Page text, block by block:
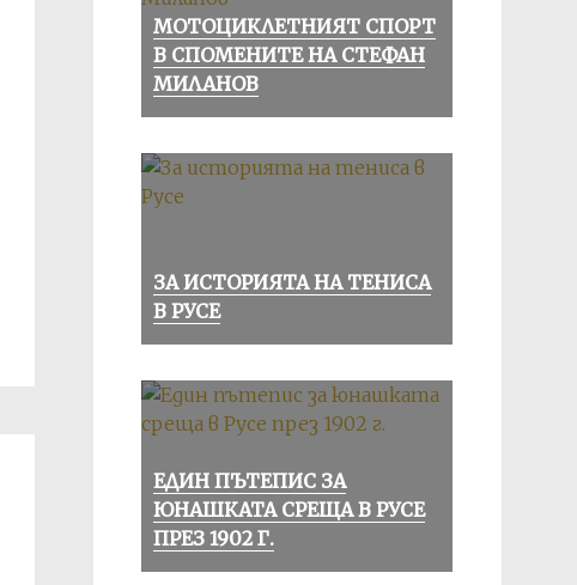
МОТОЦИКЛЕТНИЯТ СПОРТ
В СПОМЕНИТЕ НА СТЕФАН
МИЛАНОВ
ЗА ИСТОРИЯТА НА ТЕНИСА
В РУСЕ
ЕДИН ПЪТЕПИС ЗА
ЮНАШКАТА СРЕЩА В РУСЕ
ПРЕЗ 1902 Г.